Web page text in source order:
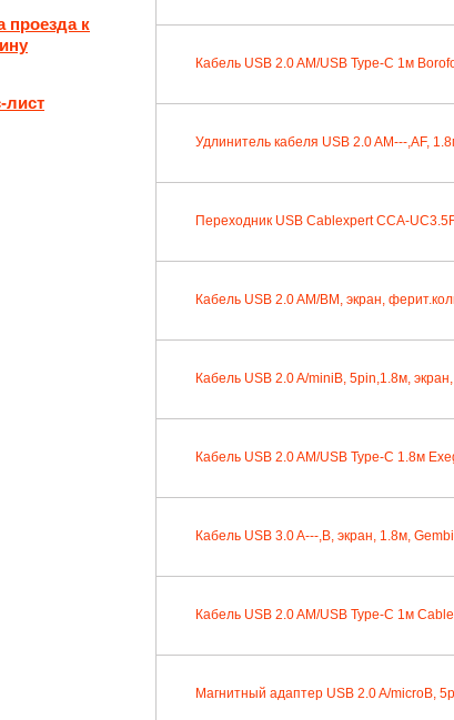
проезда к
лист
Кабель USB 2.0 AM/USB Type-C 1м
Удлинитель кабеля USB 2.0 AM---,AF,
Переходник USB Cablexpert CCA-
Кабель USB 2.0 AM/BM, экран,
Кабель USB 2.0 A/miniB, 5pin,1.8м,
Кабель USB 2.0 AM/USB Type-C 1.8м
Кабель USB 3.0 A---,B, экран, 1.8м,
Кабель USB 2.0 AM/USB Type-C 1м
Магнитный адаптер USB 2.0 A/microB,